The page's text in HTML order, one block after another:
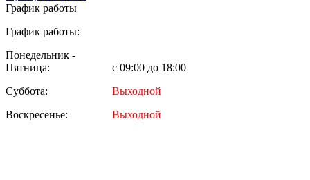
График работы
График работы:
Понедельник -
Пятница:
с 09:00 до 18:00
Суббота:
Выходной
Воскресенье:
Выходной